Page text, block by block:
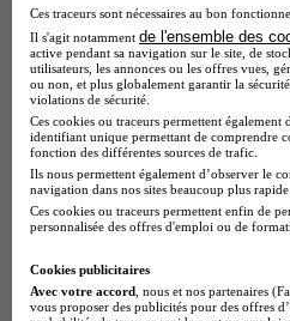
Ces traceurs sont nécessaires au bon
Il s'agit notamment de l'ensemble des
active pendant sa navigation sur le site, de
utilisateurs, les annonces ou les offres vues,
ou non, et plus globalement garantir la
violations de sécurité.
Ces cookies ou traceurs permettent
identifiant unique permettant de comprendre
fonction des différentes sources de trafic.
Ils nous permettent également d’observer le
navigation dans nos sites beaucoup plus
Ces cookies ou traceurs permettent enfin de
personnalisée des offres d'emploi ou de
Cookies publicitaires
Avec votre accord , nous et nos partenaires
vous proposer des publicités pour des offres